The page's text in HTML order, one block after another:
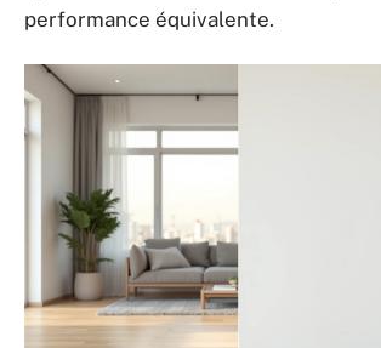
performance équivalente.